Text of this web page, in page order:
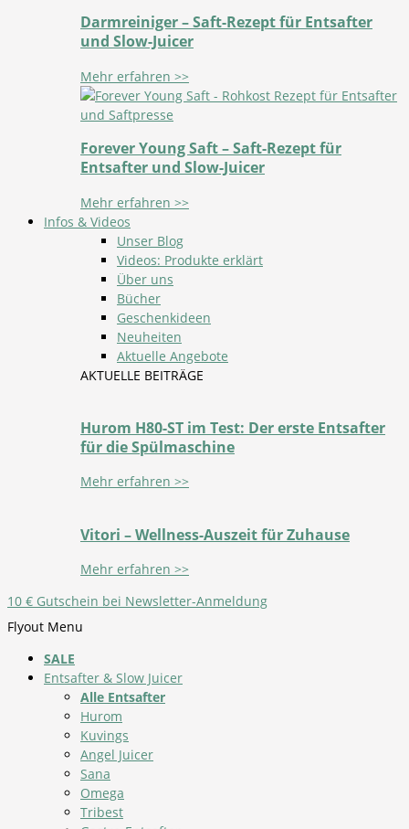
Darmreiniger – Saft-Rezept für Entsafter
und Slow-Juicer
Mehr erfahren >>
Forever Young Saft – Saft-Rezept für
Entsafter und Slow-Juicer
Mehr erfahren >>
Infos & Videos
Unser Blog
Videos: Produkte erklärt
Über uns
Bücher
Geschenkideen
Neuheiten
Aktuelle Angebote
AKTUELLE BEITRÄGE
Hurom H80-ST im Test: Der erste Entsafter
für die Spülmaschine
Mehr erfahren >>
Vitori – Wellness-Auszeit für Zuhause
Mehr erfahren >>
10 € Gutschein bei Newsletter-Anmeldung
Flyout Menu
SALE
Entsafter & Slow Juicer
Alle Entsafter
Hurom
Kuvings
Angel Juicer
Sana
Omega
Tribest